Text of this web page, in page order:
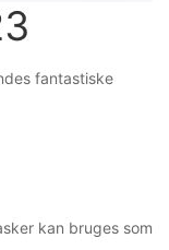
fantastiske
kan bruges som